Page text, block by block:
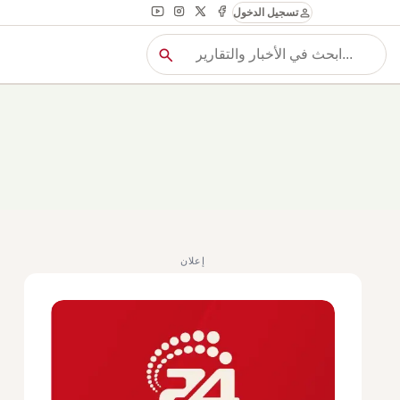
personتسجيل الدخول
بحث search
إعلان